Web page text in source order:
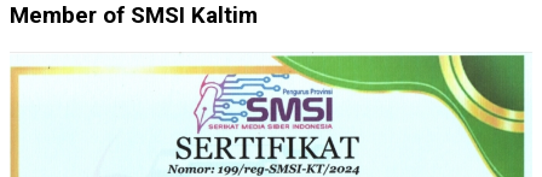
Member of SMSI Kaltim